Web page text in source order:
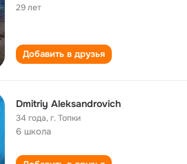
29 лет
Добавить в друзья
Dmitriy Aleksandrovich
34 года,г. Топки
6 школа